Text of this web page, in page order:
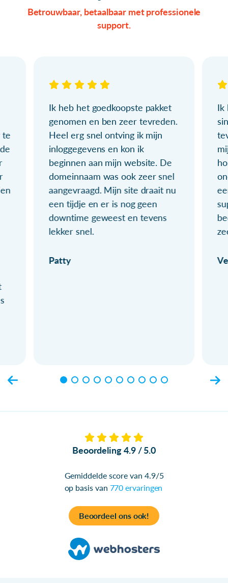
Betrouwbaar, betaalbaar met professionele
support.
te
Ik heb het goedkoopste pakket
genomen en ben zeer tevreden.
Heel erg snel ontving ik mijn
inloggegevens en kon ik
beginnen aan mijn website. De
domeinnaam was ook zeer snel
aangevraagd. Mijn site draait nu
een tijdje en er is nog geen
downtime geweest en tevens
lekker snel.
Patty
Ik
Beoordeling 4.9 / 5.0
Gemiddelde score van 4.9/5
op basis van 770 ervaringen
Beoordeel ons ook!